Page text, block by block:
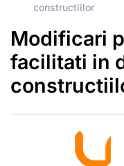
constructiilor
Modificari
facilitati in